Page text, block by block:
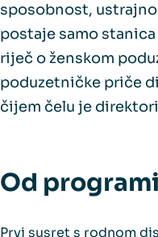
sposobnost,
postaje samo
riječ o ženskom
poduzetničke priče
čijem čelu je
Od
Prvi susret s rodnom